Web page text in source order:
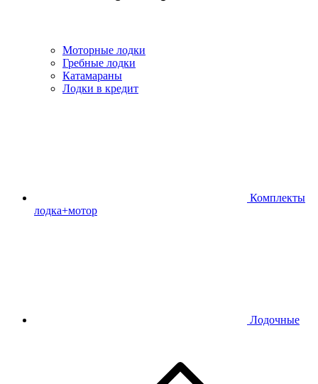
Моторные лодки
Гребные лодки
Катамараны
Лодки в кредит
Комплекты
лодка+мотор
Лодочные